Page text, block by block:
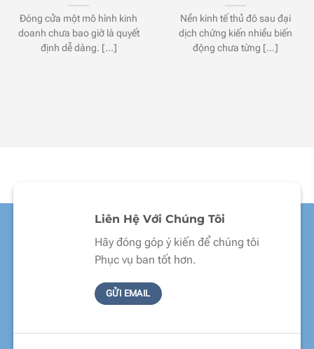
Đóng cửa một mô hình kinh
doanh chưa bao giờ là quyết
định dễ dàng. [...]
Nền kinh tế thủ đô sau đại
dịch chứng kiến nhiều biến
động chưa từng [...]
Liên Hệ Với Chúng Tôi
Hãy đóng góp ý kiến để chúng tôi
Phục vụ ban tốt hơn.
GỬI EMAIL